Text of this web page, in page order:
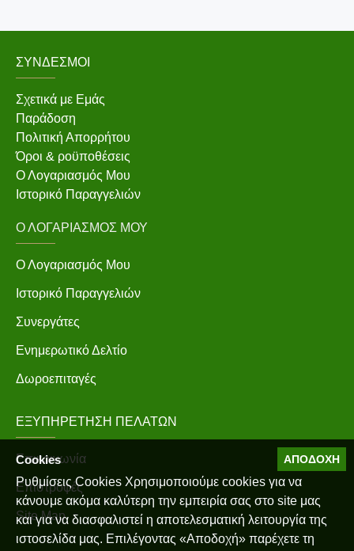
ΣΎΝΔΕΣΜΟΙ
Σχετικά με Εμάς
Παράδοση
Πολιτική Απορρήτου
Όροι & ροϋποθέσεις
Ο Λογαριασμός Μου
Ιστορικό Παραγγελιών
Ο ΛΟΓΑΡΙΑΣΜΌΣ ΜΟΥ
Ο Λογαριασμός Μου
Ιστορικό Παραγγελιών
Συνεργάτες
Ενημερωτικό Δελτίο
Δωροεπιταγές
ΕΞΥΠΗΡΈΤΗΣΗ ΠΕΛΑΤΏΝ
Επικοινωνία
Επιστροφές
Site Map
ΑΠΟΔΟΧΉ
Cookies
Ρυθμίσεις Cookies Χρησιμοποιούμε cookies για να
κάνουμε ακόμα καλύτερη την εμπειρία σας στο site μας
και για να διασφαλιστεί η αποτελεσματική λειτουργία της
ιστοσελίδα μας. Επιλέγοντας «Αποδοχή» παρέχετε τη